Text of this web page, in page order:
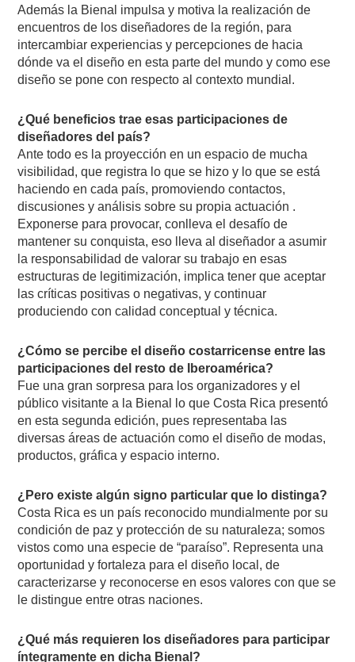
Además la Bienal impulsa y motiva la realización de
encuentros de los diseñadores de la región, para
intercambiar experiencias y percepciones de hacia
dónde va el diseño en esta parte del mundo y como ese
diseño se pone con respecto al contexto mundial.
¿Qué beneficios trae esas participaciones de
diseñadores del país?
Ante todo es la proyección en un espacio de mucha
visibilidad, que registra lo que se hizo y lo que se está
haciendo en cada país, promoviendo contactos,
discusiones y análisis sobre su propia actuación .
Exponerse para provocar, conlleva el desafío de
mantener su conquista, eso lleva al diseñador a asumir
la responsabilidad de valorar su trabajo en esas
estructuras de legitimización, implica tener que aceptar
las críticas positivas o negativas, y continuar
produciendo con calidad conceptual y técnica.
¿Cómo se percibe el diseño costarricense entre las
participaciones del resto de Iberoamérica?
Fue una gran sorpresa para los organizadores y el
público visitante a la Bienal lo que Costa Rica presentó
en esta segunda edición, pues representaba las
diversas áreas de actuación como el diseño de modas,
productos, gráfica y espacio interno.
¿Pero existe algún signo particular que lo distinga?
Costa Rica es un país reconocido mundialmente por su
condición de paz y protección de su naturaleza; somos
vistos como una especie de “paraíso”. Representa una
oportunidad y fortaleza para el diseño local, de
caracterizarse y reconocerse en esos valores con que se
le distingue entre otras naciones.
¿Qué más requieren los diseñadores para participar
íntegramente en dicha Bienal?